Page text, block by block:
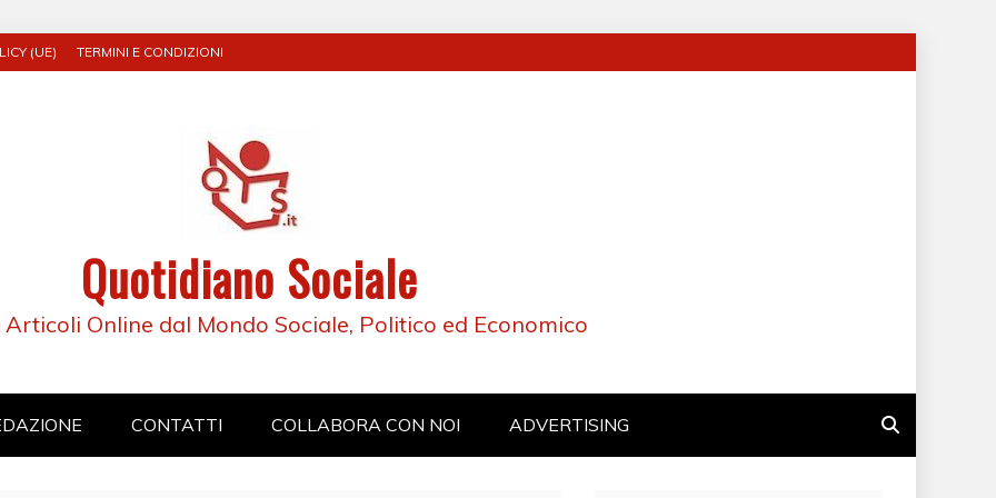
(UE) TERMINI E CONDIZIONI
Quotidiano Sociale
Articoli Online dal Mondo Sociale, Politico ed Economico
CONTATTI COLLABORA CON NOI ADVERTISING